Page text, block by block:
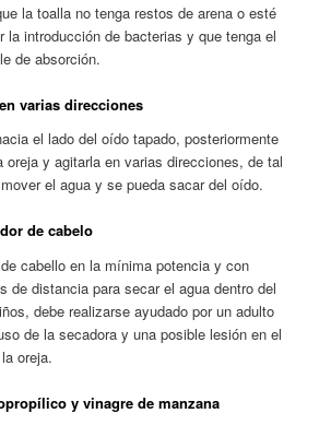
la toalla no tenga restos de arena o esté
la introducción de bacterias y que tenga el
de absorción.
varias direcciones
el lado del oído tapado, posteriormente
oreja y agitarla en varias direcciones, de tal
el agua y se pueda sacar del oído.
de cabelo
cabello en la mínima potencia y con
de distancia para secar el agua dentro del
debe realizarse ayudado por un adulto
de la secadora y una posible lesión en el
oreja.
y vinagre de manzana